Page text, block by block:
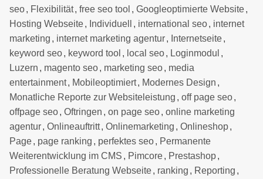
seo, Flexibilität, free seo tool , Googleoptimierte Website,
Hosting Webseite, Individuell , international seo, internet
marketing , internet marketing agentur, Internetseite,
keyword seo, keyword tool , local seo, Loginmodul ,
Luzern , magento seo, marketing seo, media
entertainment, Mobileoptimiert, Modernes Design ,
Monatliche Reporte zur Websiteleistung , off page seo,
offpage seo, Oftringen , on page seo, online marketing
agentur, Onlineauftritt, Onlinemarketing , Onlineshop,
Page, page ranking , perfektes seo, Permanente
Weiterentwicklung im CMS , Pimcore, Prestashop,
Professionelle Beratung Webseite, ranking , Reporting ,